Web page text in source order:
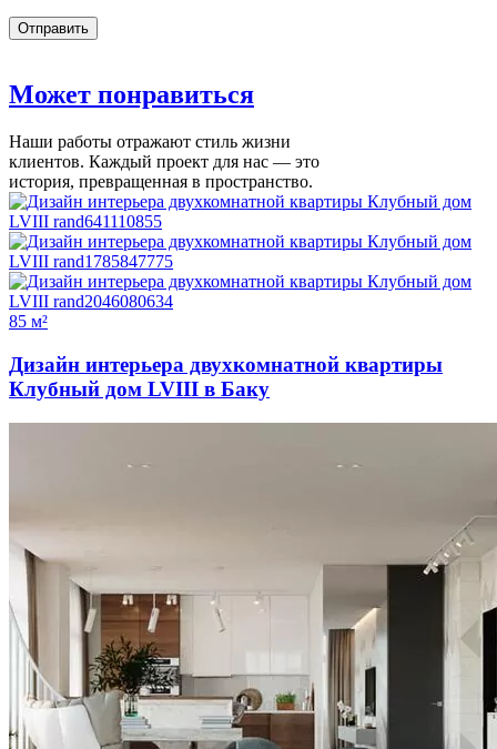
Может понравиться
Наши работы отражают стиль жизни
клиентов. Каждый проект для нас — это
история, превращенная в пространство.
85 м²
Дизайн интерьера двухкомнатной квартиры
Клубный дом LVIII в Баку